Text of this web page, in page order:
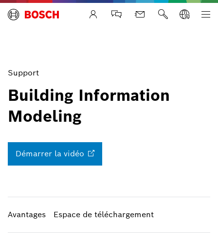
Life Safety Systems
Support
Building Information
Modeling
Démarrer la vidéo
Avantages Espace de téléchargement